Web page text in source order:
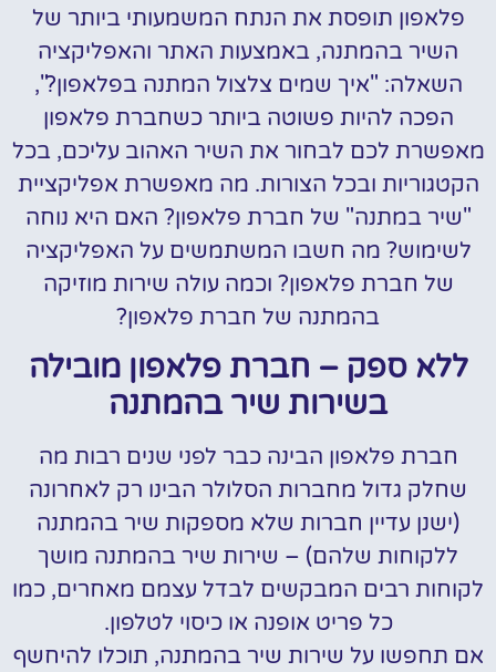
פלאפון תופסת את הנתח המשמעותי ביותר של
השיר בהמתנה, באמצעות האתר והאפליקציה
השאלה: "איך שמים צלצול המתנה בפלאפון?",
הפכה להיות פשוטה ביותר כשחברת פלאפון
מאפשרת לכם לבחור את השיר האהוב עליכם, בכל
הקטגוריות ובכל הצורות. מה מאפשרת אפליקציית
"שיר במתנה" של חברת פלאפון? האם היא נוחה
לשימוש? מה חשבו המשתמשים על האפליקציה
של חברת פלאפון? וכמה עולה שירות מוזיקה
בהמתנה של חברת פלאפון?
ללא ספק – חברת פלאפון מובילה
בשירות שיר בהמתנה
חברת פלאפון הבינה כבר לפני שנים רבות מה
שחלק גדול מחברות הסלולר הבינו רק לאחרונה
(ישנן עדיין חברות שלא מספקות שיר בהמתנה
ללקוחות שלהם) – שירות שיר בהמתנה מושך
לקוחות רבים המבקשים לבדל עצמם מאחרים, כמו
כל פריט אופנה או כיסוי לטלפון.
אם תחפשו על שירות שיר בהמתנה, תוכלו להיחשף